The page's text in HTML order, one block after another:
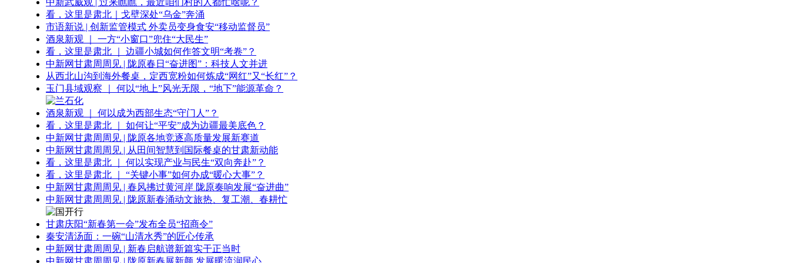
中新武威观 | 过来瞧瞧，最近咱们村的人都忙啥呢？
看，这里是肃北｜戈壁深处“乌金”奔涌
市语新说 | 创新监管模式 外卖员变身食安“移动监督员”
酒泉新观 ｜ 一方“小窗口”兜住“大民生”
看，这里是肃北 ｜ 边疆小城如何作答文明“考卷”？
中新网甘肃周周见 | 陇原春日“奋进图”：科技人文并进
从西北山沟到海外餐桌，定西宽粉如何炼成“网红”又“长红”？
玉门县域观察 ｜ 何以“地上”风光无限，“地下”能源革命？
酒泉新观 ｜ 何以成为西部生态“守门人”？
看，这里是肃北 ｜ 如何让“平安”成为边疆最美底色？
中新网甘肃周周见 | 陇原各地竞逐高质量发展新赛道
中新网甘肃周周见 | 从田间智慧到国际餐桌的甘肃新动能
看，这里是肃北 ｜ 何以实现产业与民生“双向奔赴”？
看，这里是肃北 ｜ “关键小事”如何办成“暖心大事”？
中新网甘肃周周见 | 春风拂过黄河岸 陇原奏响发展“奋进曲”
中新网甘肃周周见 | 陇原新春涌动文旅热、复工潮、春耕忙
甘肃庆阳“新春第一会”发布全员“招商令”
秦安清汤面：一碗“山清水秀”的匠心传承
中新网甘肃周周见 | 新春启航谱新篇实干正当时
中新网甘肃周周见 | 陇原新春展新颜 发展暖流润民心